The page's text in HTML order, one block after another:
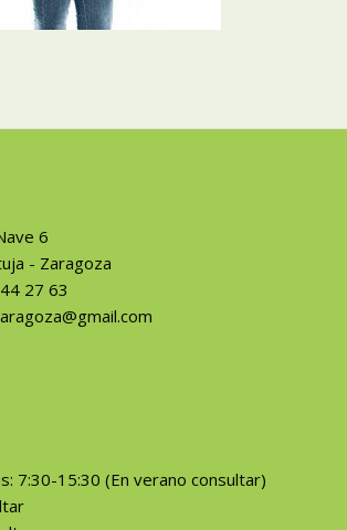
6
- Zaragoza
27 63
7:30-15:30 (En verano consultar)